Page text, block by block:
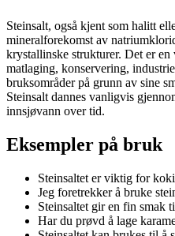
Steinsalt, også kjent som halitt
mineralforekomst av
krystallinske strukturer. Det er
matlaging, konservering,
bruksområder på grunn av sine
Steinsalt dannes vanligvis
innsjøvann over tid.
Eksempler på bruk
Steinsaltet er viktig for
Jeg foretrekker å bruke
Steinsaltet gir en fin smak
Har du prøvd å lage